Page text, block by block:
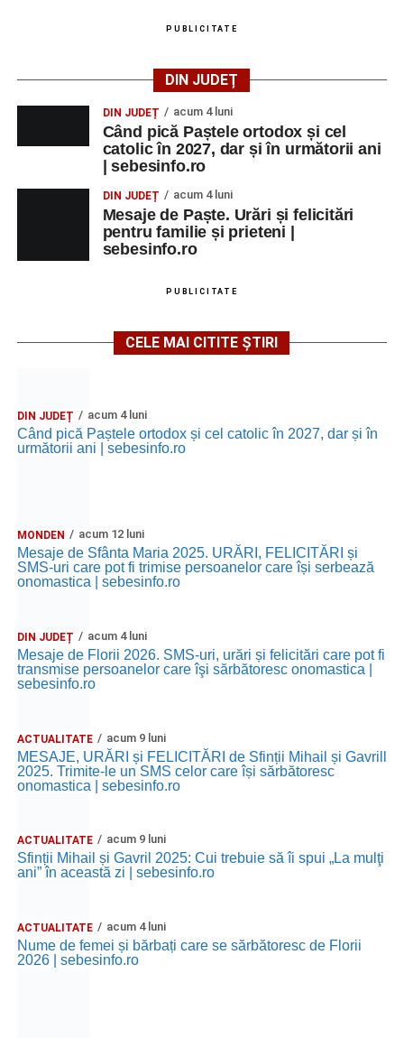
PUBLICITATE
DIN JUDEȚ
DIN JUDEȚ acum 4 luni
Când pică Paștele ortodox și cel
catolic în 2027, dar și în următorii ani
| sebesinfo.ro
DIN JUDEȚ acum 4 luni
Mesaje de Paște. Urări și felicitări
pentru familie și prieteni |
sebesinfo.ro
PUBLICITATE
CELE MAI CITITE ȘTIRI
DIN JUDEȚ acum 4 luni
Când pică Paștele ortodox și cel catolic în 2027, dar și în
următorii ani | sebesinfo.ro
MONDEN acum 12 luni
Mesaje de Sfânta Maria 2025. URĂRI, FELICITĂRI și
SMS-uri care pot fi trimise persoanelor care își serbează
onomastica | sebesinfo.ro
DIN JUDEȚ acum 4 luni
Mesaje de Florii 2026. SMS-uri, urări și felicitări care pot fi
transmise persoanelor care îşi sărbătoresc onomastica |
sebesinfo.ro
ACTUALITATE acum 9 luni
MESAJE, URĂRI și FELICITĂRI de Sfinții Mihail și Gavrill
2025. Trimite-le un SMS celor care își sărbătoresc
onomastica | sebesinfo.ro
ACTUALITATE acum 9 luni
Sfinții Mihail și Gavril 2025: Cui trebuie să îi spui „La mulţi
ani” în această zi | sebesinfo.ro
ACTUALITATE acum 4 luni
Nume de femei și bărbați care se sărbătoresc de Florii
2026 | sebesinfo.ro